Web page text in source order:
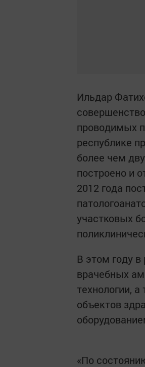
Ильдар
проводимых
республике
более чем
построено и
2012 года
участковых
В этом году
врачебных
технологии,
объектов
«По